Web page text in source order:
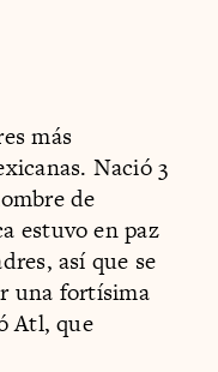
más
Nació 3
de
estuvo en paz
así que se
una fortísima
Atl, que